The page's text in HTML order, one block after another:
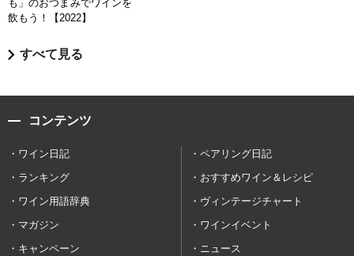
も」のおつまみでワインを
飲もう！【2022】
すべて見る
コンテンツ
ワイン日記
ペアリング日記
ランキング
おすすめワイン＆レシピ
ワイン用語辞典
ヴィンテージチャート
マガジン
ワインイベント
キャンペーン
ニュース